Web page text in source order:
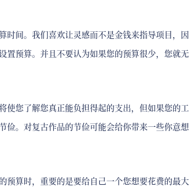
时间。我们喜欢让灵感而不是金钱来指导项目，
置预算。并且不要认为如果您的预算很少，您就
使您了解您真正能负担得起的支出，但如果您的
俭。对复古作品的节俭可能会给你带来一些你意想
预算时，重要的是要给自己一个您想要花费的最